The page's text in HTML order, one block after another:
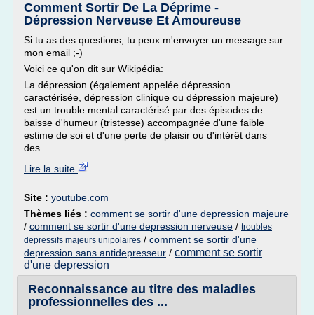
Comment Sortir De La Déprime -
Dépression Nerveuse Et Amoureuse
Si tu as des questions, tu peux m'envoyer un message sur
mon email ;-)
Voici ce qu'on dit sur Wikipédia:
La dépression (également appelée dépression
caractérisée, dépression clinique ou dépression majeure)
est un trouble mental caractérisé par des épisodes de
baisse d'humeur (tristesse) accompagnée d'une faible
estime de soi et d'une perte de plaisir ou d'intérêt dans
des...
Lire la suite
Site : youtube.com
Thèmes liés : comment se sortir d'une depression majeure
/ comment se sortir d'une depression nerveuse / troubles
depressifs majeurs unipolaires / comment se sortir d'une
depression sans antidepresseur / comment se sortir
d'une depression
Reconnaissance au titre des maladies
professionnelles des ...